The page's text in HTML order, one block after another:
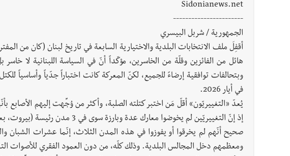
Sidonianews.net
-----------------------
الجمهورية / شربل البيسري
هائل من الفائزين وقلّة من الخاسرين، مؤكّداً أنّ في السياسة اللبنانية لا
وبتحالفات توافقية إرضاءً للجميع، لكنّ المعركة كانت اختباراً جدّياً وأساسياً
في أيار 2026.
يُعدّ «التغييريّون» أقلّ مَن اختبر كتلته الصلبة، وأكثر من وُجِّهت إليهم الأصابع
إذ إنّ التغييريّين لم يخوضوا معارك عدة وبارزة سوى في 3 مدن رئيسة (بيروت، بعلبك، وصور).
صحيح أنّهم لم يخرقوا أو يفوزوا في هذه المدن الثلاث، إنّما عشرات الشبان
ومعظمهم دخل المجالس البلدية. وذلك كلّه، من دون العمود الفقري للأصوات